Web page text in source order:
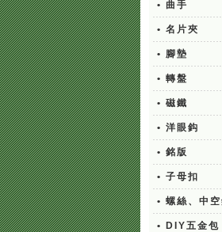
• 曲手
• 名片夾
• 腳墊
• 轉盤
• 磁鐵
• 洋眼鈎
• 銘版
• 子母扣
• 螺絲、中
• DIY五金包